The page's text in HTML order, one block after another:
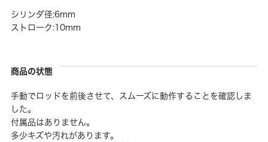
シリンダ径:6mm
ストローク:10mm
商品の状態
手動でロッドを前後させて、スムーズに動作することを確認しま
した。
付属品はありません。
多少キズや汚れがあります。